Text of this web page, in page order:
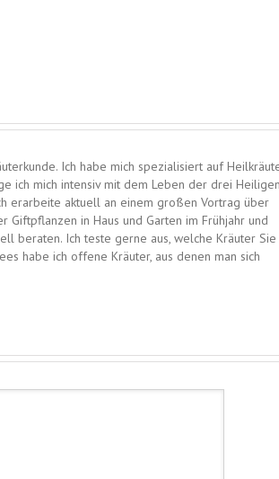
Ich habe mich spezialisiert auf
ich mich intensiv mit dem Leben der drei Heiligen
erarbeite aktuell an einem großen Vortrag über
in Haus und Garten im Frühjahr und
beraten. Ich teste gerne aus, welche Kräuter Sie
habe ich offene Kräuter, aus denen man sich